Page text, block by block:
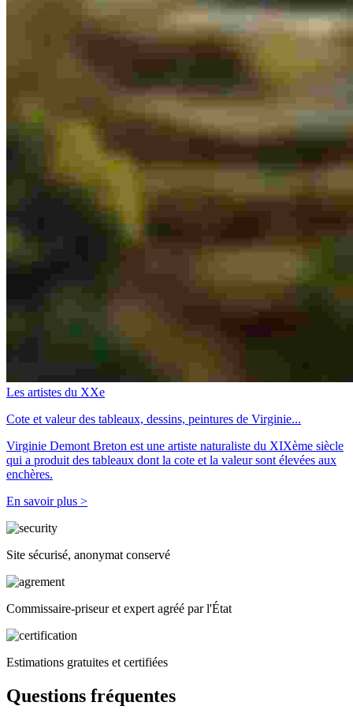
Les artistes du XXe
Cote et valeur des tableaux, dessins, peintures de Virginie...
Virginie Demont Breton est une artiste naturaliste du XIXème siècle
qui a produit des tableaux dont la cote et la valeur sont élevées aux
enchères.
En savoir plus >
Site sécurisé, anonymat conservé
Commissaire-priseur et expert agréé par l'État
Estimations gratuites et certifiées
Questions fréquentes